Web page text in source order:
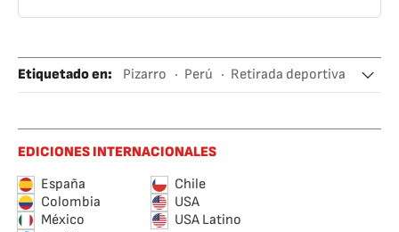
Etiquetado en: Pizarro Perú
Retirada deportiva
FC Bayern Múnich
Chelsea FC
EDICIONES INTERNACIONALES
España
Chile
Colombia
USA
México
USA Latino